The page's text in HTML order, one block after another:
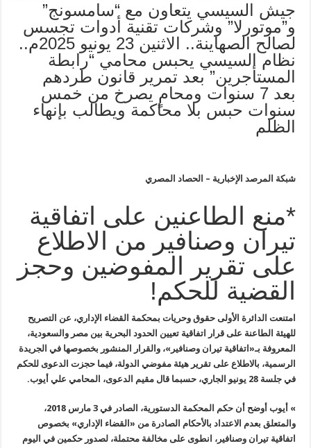
جيش السيسي يتعاون مع “سامسونج”
و”موتورلا” وشركات تقنية أدوات تجسس
لصالح الصهاينة.. الاثنين 23 يونيو 2025م..
نظام السيسي يحبس محامي “رابطة
المستأجرين” بعد تمرير قانون طردهم
بعد 7 سنوات ومحامٍ يصرخ من خمس
سنوات حبس بلا محاكمة ويطالب بإنهاء
الظلم
شبكة المرصد الإخبارية – الحصاد المصري
*منع الطاعنين على اتفاقية
تيران وصنافير من الاطلاع
على تقرير المفوضين وحجز
القضية للحكم!
امتنعت الدائرة الأولى حقوق وحريات بمحكمة القضاء الإداري، عن التصريح
للهيئة الطاعنة على قرار اتفاقية تعيين الحدود البحرية بين مصر والسعودية،
المعروفة بـ«اتفاقية تيران وصنافير»، والقرار المنشور بخصوصها في الجريدة
الرسمية، بالاطلاع على تقرير هيئة مفوضي الدولة، فيما حجزت الدعوى للحكم
في جلسة 28 يونيو
الجاري، حسبما قال مقيم الدعوى، المحامي علي أيوب.
» أيوب أوضح أن حكم
المحكمة الدستورية، الصادر في 3 مارس 2018،
والمتعلق بعدم الاعتداد بالأحكام الصادرة من «القضاء الإداري» بخصوص
اتفاقية تيران وصنافير، انطوى على مخالفة محتملة، لصدور حكمين في اليوم